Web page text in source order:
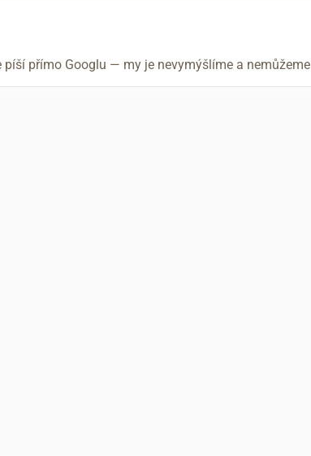
přímo Googlu — my je nevymýšlíme a